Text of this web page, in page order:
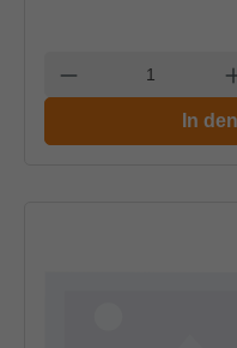
Anzahl verringern
In